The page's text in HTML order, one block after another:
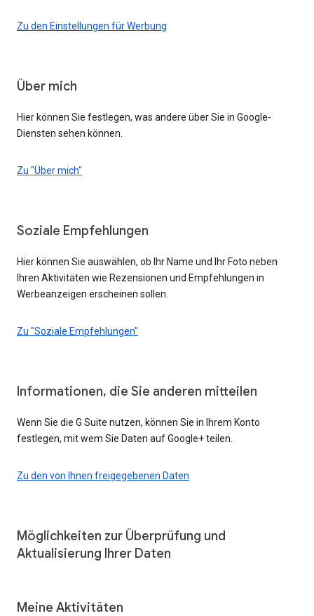
Zu den Einstellungen für Werbung
Über mich
Hier können Sie festlegen, was andere über Sie in Google-
Diensten sehen können.
Zu "Über mich"
Soziale Empfehlungen
Hier können Sie auswählen, ob Ihr Name und Ihr Foto neben
Ihren Aktivitäten wie Rezensionen und Empfehlungen in
Werbeanzeigen erscheinen sollen.
Zu "Soziale Empfehlungen"
Informationen, die Sie anderen mitteilen
Wenn Sie die G Suite nutzen, können Sie in Ihrem Konto
festlegen, mit wem Sie Daten auf Google+ teilen.
Zu den von Ihnen freigegebenen Daten
Möglichkeiten zur Überprüfung und
Aktualisierung Ihrer Daten
Meine Aktivitäten